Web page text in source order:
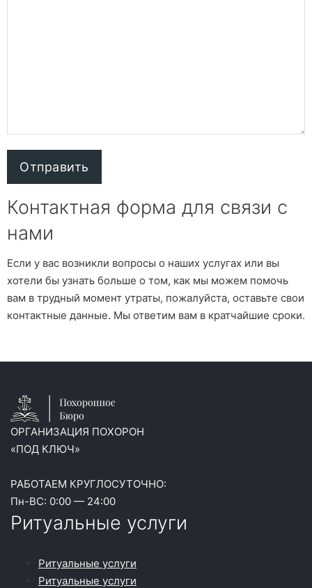
Контактная форма для связи с
нами
Если у вас возникли вопросы о наших услугах или вы
хотели бы узнать больше о том, как мы можем помочь
вам в трудный момент утраты, пожалуйста, оставьте свои
контактные данные. Мы ответим вам в кратчайшие сроки.
ОРГАНИЗАЦИЯ ПОХОРОН
«ПОД КЛЮЧ»
РАБОТАЕМ КРУГЛОСУТОЧНО:
Пн-ВС: 0:00 — 24:00
Ритуальные услуги
Ритуальные услуги
Ритуальные услуги